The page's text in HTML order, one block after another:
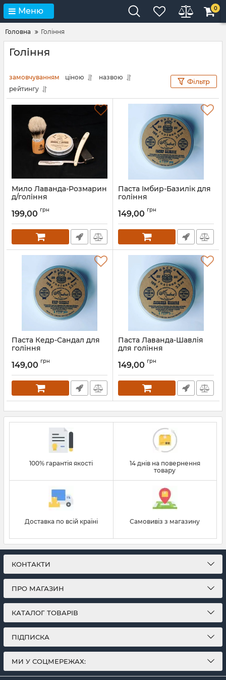
Меню 0
Головна Гоління
Гоління
замовчуванням ціною
назвою
рейтингу
Фільтр
Мило Лаванда-Розмарин
д/гоління
199,00 грн
Паста Імбир-Базилік для
гоління
149,00 грн
Паста Кедр-Сандал для
гоління
149,00 грн
Паста Лаванда-Шавлія
для гоління
149,00 грн
100% гарантія якості
14 днів на повернення
товару
Доставка по всій країні Самовивіз з магазину
КОНТАКТИ
ПРО МАГАЗИН
КАТАЛОГ ТОВАРІВ
ПІДПИСКА
МИ У СОЦМЕРЕЖАХ: